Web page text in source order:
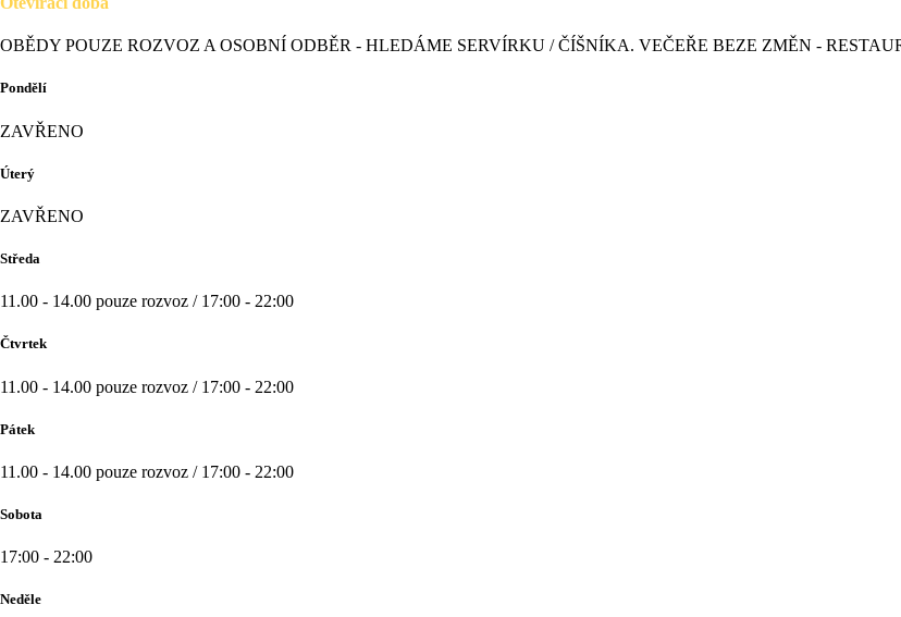
OBĚDY POUZE ROZVOZ A OSOBNÍ ODBĚR - HLEDÁME SERVÍRKU / ČÍŠNÍKA. VEČEŘE BEZE ZMĚN -
Pondělí
ZAVŘENO
Úterý
ZAVŘENO
Středa
11.00 - 14.00 pouze rozvoz / 17:00 - 22:00
Čtvrtek
11.00 - 14.00 pouze rozvoz / 17:00 - 22:00
Pátek
11.00 - 14.00 pouze rozvoz / 17:00 - 22:00
Sobota
17:00 - 22:00
Neděle